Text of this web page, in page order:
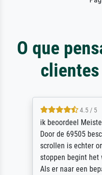
O que
4.5 / 5
ik beoordeel
Door de 69505
scrollen is echter
stoppen begint het
Als er naar een